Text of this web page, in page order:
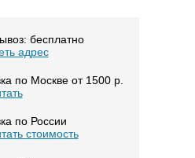
бесплатно
адрес
по Москве от 1500 р.
по России
стоимость